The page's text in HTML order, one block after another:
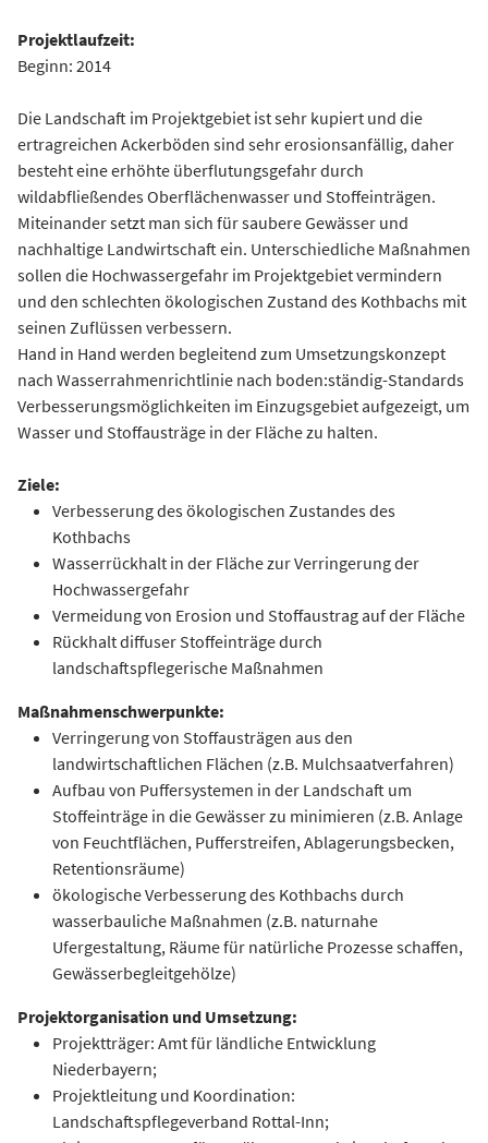
Projektlaufzeit:
Beginn: 2014
Die Landschaft im Projektgebiet ist sehr kupiert und die
ertragreichen Ackerböden sind sehr erosionsanfällig, daher
besteht eine erhöhte überflutungsgefahr durch
wildabfließendes Oberflächenwasser und Stoffeinträgen.
Miteinander setzt man sich für saubere Gewässer und
nachhaltige Landwirtschaft ein. Unterschiedliche Maßnahmen
sollen die Hochwassergefahr im Projektgebiet vermindern
und den schlechten ökologischen Zustand des Kothbachs mit
seinen Zuflüssen verbessern.
Hand in Hand werden begleitend zum Umsetzungskonzept
nach Wasserrahmenrichtlinie nach boden:ständig-Standards
Verbesserungsmöglichkeiten im Einzugsgebiet aufgezeigt, um
Wasser und Stoffausträge in der Fläche zu halten.
Ziele:
Verbesserung des ökologischen Zustandes des
Kothbachs
Wasserrückhalt in der Fläche zur Verringerung der
Hochwassergefahr
Vermeidung von Erosion und Stoffaustrag auf der Fläche
Rückhalt diffuser Stoffeinträge durch
landschaftspflegerische Maßnahmen
Maßnahmenschwerpunkte:
Verringerung von Stoffausträgen aus den
landwirtschaftlichen Flächen (z.B. Mulchsaatverfahren)
Aufbau von Puffersystemen in der Landschaft um
Stoffeinträge in die Gewässer zu minimieren (z.B. Anlage
von Feuchtflächen, Pufferstreifen, Ablagerungsbecken,
Retentionsräume)
ökologische Verbesserung des Kothbachs durch
wasserbauliche Maßnahmen (z.B. naturnahe
Ufergestaltung, Räume für natürliche Prozesse schaffen,
Gewässerbegleitgehölze)
Projektorganisation und Umsetzung:
Projektträger: Amt für ländliche Entwicklung
Niederbayern;
Projektleitung und Koordination:
Landschaftspflegeverband Rottal-Inn;